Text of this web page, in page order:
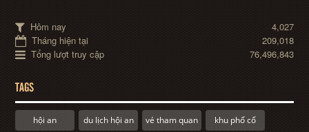
Hôm nay
4,027
Tháng hiện tại
209,018
Tổng lượt truy cập
76,496,843
TAGS
hội an du lịch hội an vé tham quan khu phố cổ